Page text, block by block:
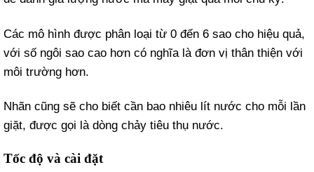
Các mô hình được phân loại từ 0 đến 6 sao cho hiệu quả,
với số ngôi sao cao hơn có nghĩa là đơn vị thân thiện với
môi trường hơn.
Nhãn cũng sẽ cho biết cần bao nhiêu lít nước cho mỗi lần
giặt, được gọi là dòng chảy tiêu thụ nước.
Tốc độ và cài đặt